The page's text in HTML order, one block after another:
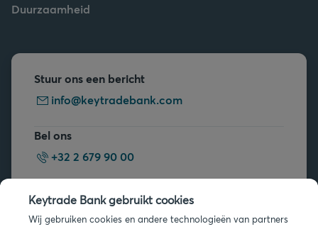
Duurzaamheid
Stuur ons een bericht
info@keytradebank.com
Bel ons
+32 2 679 90 00
Vragen?
Veelgestelde vragen
Keytrade Bank gebruikt cookies
Wij gebruiken cookies en andere technologieën van partners